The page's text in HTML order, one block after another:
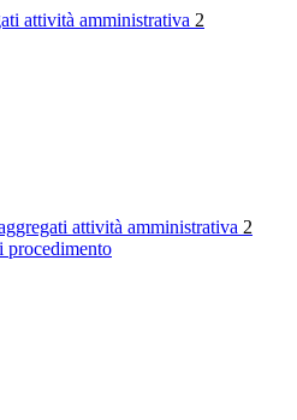
attività amministrativa 2
attività amministrativa 2
procedimento